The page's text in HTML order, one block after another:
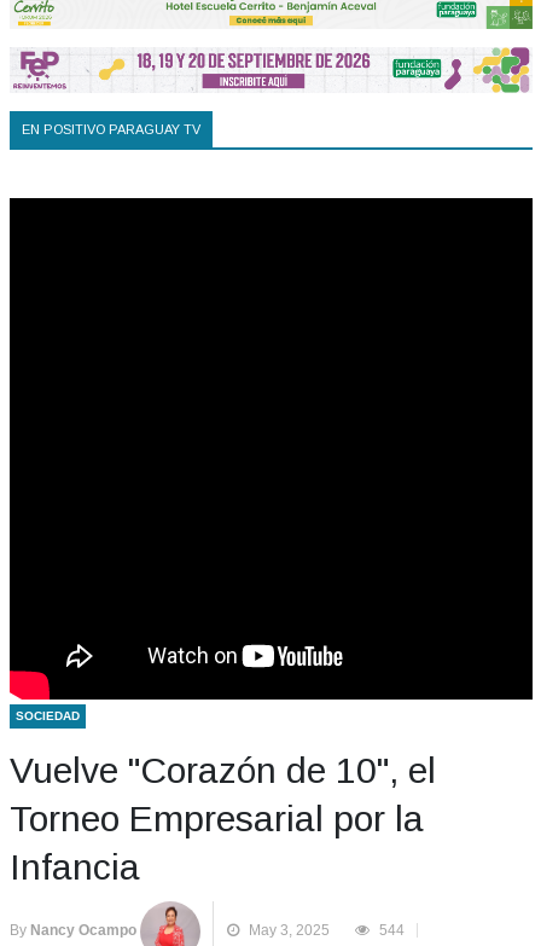
EN POSITIVO PARAGUAY TV
SOCIEDAD
Vuelve "Corazón de 10", el
Torneo Empresarial por la
Infancia
By Nancy Ocampo May 3, 2025 544